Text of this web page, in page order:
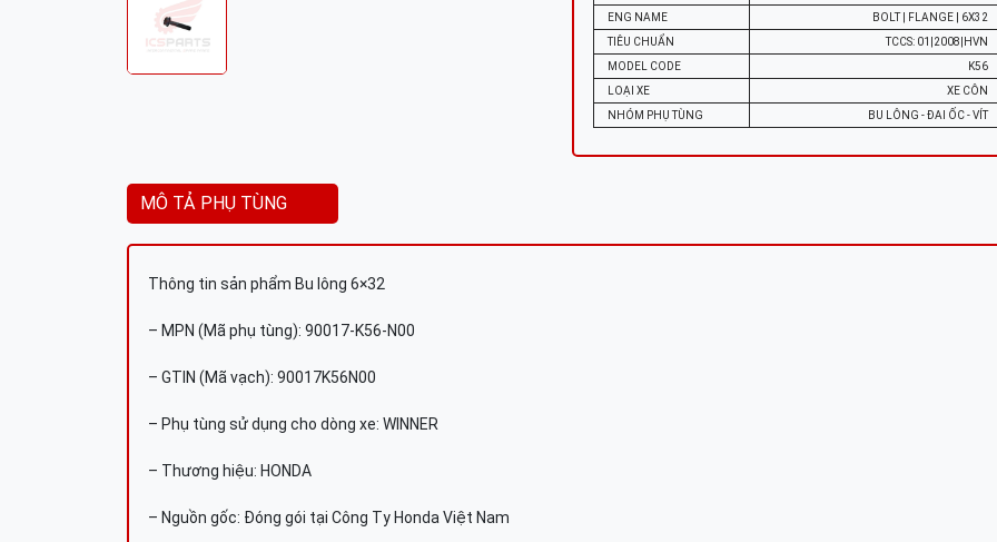
ENG NAME
BOLT | FLANGE | 6X32
TIÊU CHUẨN
TCCS: 01|2008|HVN
MODEL CODE
K56
LOẠI XE
XE CÔN
NHÓM PHỤ TÙNG
BU LÔNG - ĐAI ỐC - VÍT
MÔ TẢ PHỤ TÙNG
Thông tin sản phẩm Bu lông 6×32
– MPN (Mã phụ tùng): 90017-K56-N00
– GTIN (Mã vạch): 90017K56N00
– Phụ tùng sử dụng cho dòng xe: WINNER
– Thương hiệu: HONDA
– Nguồn gốc: Đóng gói tại Công Ty Honda Việt Nam